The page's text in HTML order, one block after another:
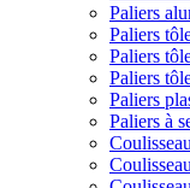
Paliers
Paliers
Paliers
Paliers
Paliers
Paliers à